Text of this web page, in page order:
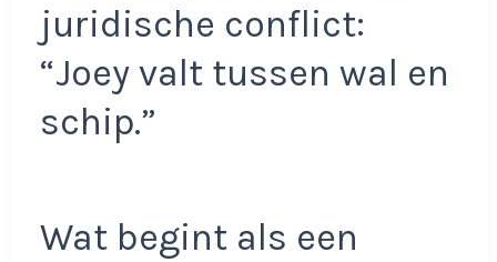
juridische conflict:
“Joey valt tussen wal en
schip.”
Wat begint als een